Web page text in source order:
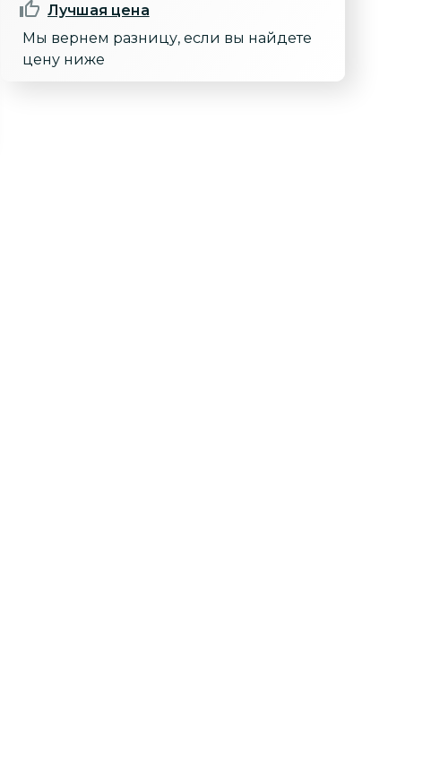
Лучшая цена
Мы вернем разницу, если вы найдете
цену ниже